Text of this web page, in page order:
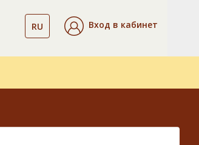
RU Вход в кабинет